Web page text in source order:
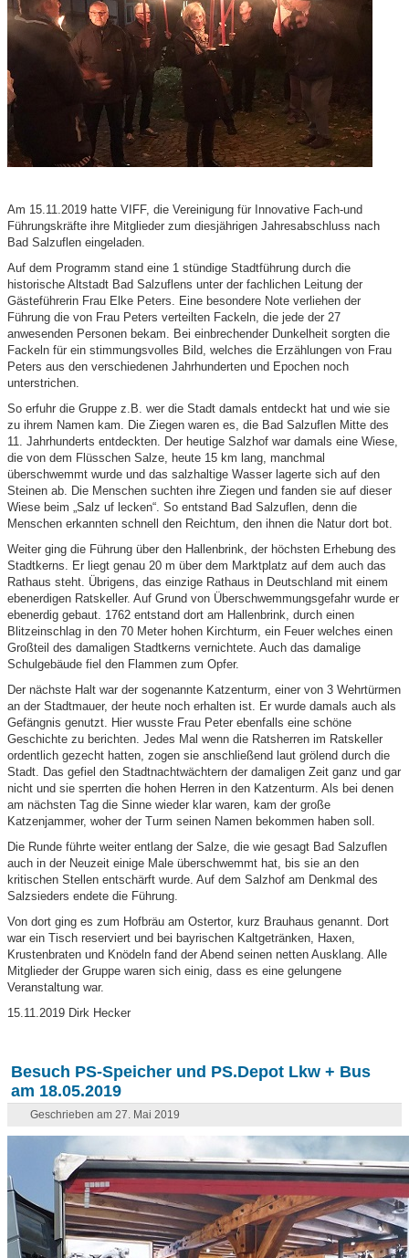
Am 15.11.2019 hatte VIFF, die Vereinigung für Innovative Fach-und
Führungskräfte ihre Mitglieder zum diesjährigen Jahresabschluss nach
Bad Salzuflen eingeladen.
Auf dem Programm stand eine 1 stündige Stadtführung durch die
historische Altstadt Bad Salzuflens unter der fachlichen Leitung der
Gästeführerin Frau Elke Peters. Eine besondere Note verliehen der
Führung die von Frau Peters verteilten Fackeln, die jede der 27
anwesenden Personen bekam. Bei einbrechender Dunkelheit sorgten die
Fackeln für ein stimmungsvolles Bild, welches die Erzählungen von Frau
Peters aus den verschiedenen Jahrhunderten und Epochen noch
unterstrichen.
So erfuhr die Gruppe z.B. wer die Stadt damals entdeckt hat und wie sie
zu ihrem Namen kam. Die Ziegen waren es, die Bad Salzuflen Mitte des
11. Jahrhunderts entdeckten. Der heutige Salzhof war damals eine Wiese,
die von dem Flüsschen Salze, heute 15 km lang, manchmal
überschwemmt wurde und das salzhaltige Wasser lagerte sich auf den
Steinen ab. Die Menschen suchten ihre Ziegen und fanden sie auf dieser
Wiese beim „Salz uf lecken“. So entstand Bad Salzuflen, denn die
Menschen erkannten schnell den Reichtum, den ihnen die Natur dort bot.
Weiter ging die Führung über den Hallenbrink, der höchsten Erhebung des
Stadtkerns. Er liegt genau 20 m über dem Marktplatz auf dem auch das
Rathaus steht. Übrigens, das einzige Rathaus in Deutschland mit einem
ebenerdigen Ratskeller. Auf Grund von Überschwemmungsgefahr wurde er
ebenerdig gebaut. 1762 entstand dort am Hallenbrink, durch einen
Blitzeinschlag in den 70 Meter hohen Kirchturm, ein Feuer welches einen
Großteil des damaligen Stadtkerns vernichtete. Auch das damalige
Schulgebäude fiel den Flammen zum Opfer.
Der nächste Halt war der sogenannte Katzenturm, einer von 3 Wehrtürmen
an der Stadtmauer, der heute noch erhalten ist. Er wurde damals auch als
Gefängnis genutzt. Hier wusste Frau Peter ebenfalls eine schöne
Geschichte zu berichten. Jedes Mal wenn die Ratsherren im Ratskeller
ordentlich gezecht hatten, zogen sie anschließend laut grölend durch die
Stadt. Das gefiel den Stadtnachtwächtern der damaligen Zeit ganz und gar
nicht und sie sperrten die hohen Herren in den Katzenturm. Als bei denen
am nächsten Tag die Sinne wieder klar waren, kam der große
Katzenjammer, woher der Turm seinen Namen bekommen haben soll.
Die Runde führte weiter entlang der Salze, die wie gesagt Bad Salzuflen
auch in der Neuzeit einige Male überschwemmt hat, bis sie an den
kritischen Stellen entschärft wurde. Auf dem Salzhof am Denkmal des
Salzsieders endete die Führung.
Von dort ging es zum Hofbräu am Ostertor, kurz Brauhaus genannt. Dort
war ein Tisch reserviert und bei bayrischen Kaltgetränken, Haxen,
Krustenbraten und Knödeln fand der Abend seinen netten Ausklang. Alle
Mitglieder der Gruppe waren sich einig, dass es eine gelungene
Veranstaltung war.
15.11.2019 Dirk Hecker
Besuch PS-Speicher und PS.Depot Lkw + Bus
am 18.05.2019
Geschrieben am 27. Mai 2019